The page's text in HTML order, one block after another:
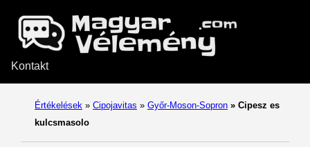
Kontakt
Értékelések » Cipojavitas » Győr-Moson-Sopron » Cipesz es
kulcsmasolo